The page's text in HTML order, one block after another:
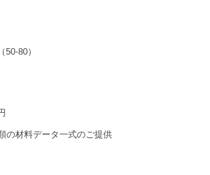
80）
の材料データ一式のご提供